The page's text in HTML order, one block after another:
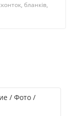
бланків,
/ Фото /